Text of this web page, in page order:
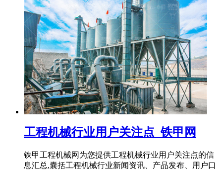
工程机械行业用户关注点_铁甲网
铁甲工程机械网为您提供工程机械行业用户关注点的信
息汇总,囊括工程机械行业新闻资讯、产品发布、用户口